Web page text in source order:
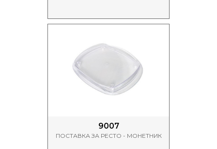
9007
ПОСТАВКА ЗА РЕСТО - МОНЕТНИК